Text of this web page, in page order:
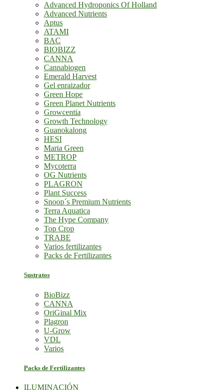
Advanced Hydroponics Of Holland
Advanced Nutrients
Aptus
ATAMI
BAC
BIOBIZZ
CANNA
Cannabiogen
Emerald Harvest
Gel enraizador
Green Hope
Green Planet Nutrients
Growcentia
Growth Technology
Guanokalong
HESI
Maria Green
METROP
Mycoterra
OG Nutrients
PLAGRON
Plant Success
Snoop´s Premium Nutrients
Terra Aquatica
The Hype Company
Top Crop
TRABE
Varios fertilizantes
Packs de Fertilizantes
Sustratos
BioBizz
CANNA
OriGinal Mix
Plagron
U-Grow
VDL
Varios
Packs de Fertilizantes
ILUMINACIÓN